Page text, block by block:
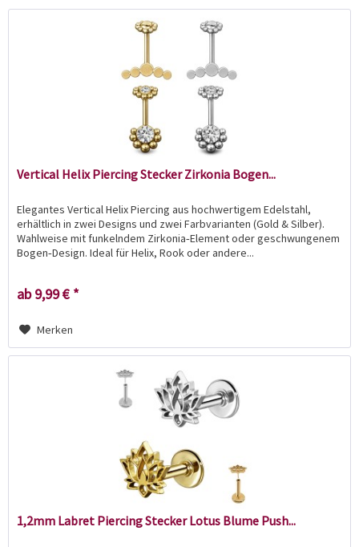
Vertical Helix Piercing Stecker Zirkonia Bogen...
Elegantes Vertical Helix Piercing aus hochwertigem Edelstahl,
erhältlich in zwei Designs und zwei Farbvarianten (Gold & Silber).
Wahlweise mit funkelndem Zirkonia‑Element oder geschwungenem
Bogen‑Design. Ideal für Helix, Rook oder andere...
ab 9,99 € *
Merken
1,2mm Labret Piercing Stecker Lotus Blume Push...